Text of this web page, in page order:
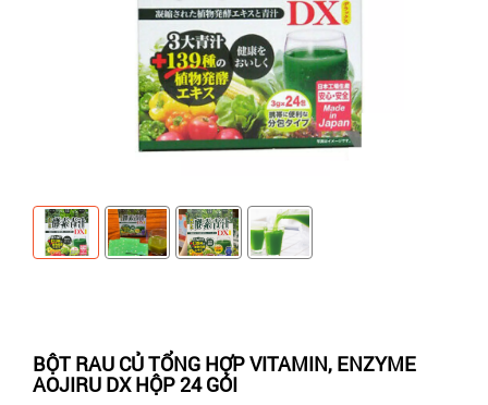
BỘT RAU CỦ TỔNG HỢP VITAMIN, ENZYME
AOJIRU DX HỘP 24 GÓI